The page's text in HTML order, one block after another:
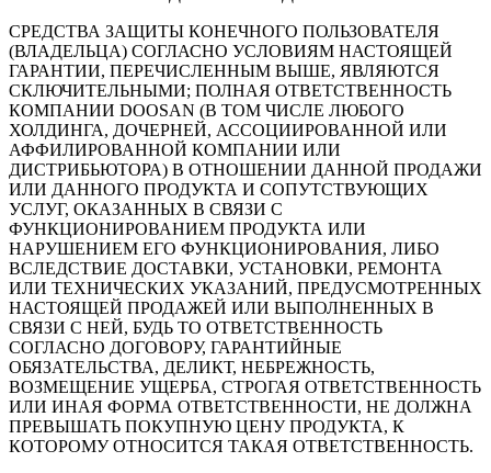
СРЕДСТВА ЗАЩИТЫ КОНЕЧНОГО ПОЛЬЗОВАТЕЛЯ
(ВЛАДЕЛЬЦА) СОГЛАСНО УСЛОВИЯМ НАСТОЯЩЕЙ
ГАРАНТИИ, ПЕРЕЧИСЛЕННЫМ ВЫШЕ, ЯВЛЯЮТСЯ
СКЛЮЧИТЕЛЬНЫМИ; ПОЛНАЯ ОТВЕТСТВЕННОСТЬ
КОМПАНИИ DOOSAN (В ТОМ ЧИСЛЕ ЛЮБОГО
ХОЛДИНГА, ДОЧЕРНЕЙ, АССОЦИИРОВАННОЙ ИЛИ
АФФИЛИРОВАННОЙ КОМПАНИИ ИЛИ
ДИСТРИБЬЮТОРА) В ОТНОШЕНИИ ДАННОЙ ПРОДАЖИ
ИЛИ ДАННОГО ПРОДУКТА И СОПУТСТВУЮЩИХ
УСЛУГ, ОКАЗАННЫХ В СВЯЗИ С
ФУНКЦИОНИРОВАНИЕМ ПРОДУКТА ИЛИ
НАРУШЕНИЕМ ЕГО ФУНКЦИОНИРОВАНИЯ, ЛИБО
ВСЛЕДСТВИЕ ДОСТАВКИ, УСТАНОВКИ, РЕМОНТА
ИЛИ ТЕХНИЧЕСКИХ УКАЗАНИЙ, ПРЕДУСМОТРЕННЫХ
НАСТОЯЩЕЙ ПРОДАЖЕЙ ИЛИ ВЫПОЛНЕННЫХ В
СВЯЗИ С НЕЙ, БУДЬ ТО ОТВЕТСТВЕННОСТЬ
СОГЛАСНО ДОГОВОРУ, ГАРАНТИЙНЫЕ
ОБЯЗАТЕЛЬСТВА, ДЕЛИКТ, НЕБРЕЖНОСТЬ,
ВОЗМЕЩЕНИЕ УЩЕРБА, СТРОГАЯ ОТВЕТСТВЕННОСТЬ
ИЛИ ИНАЯ ФОРМА ОТВЕТСТВЕННОСТИ, НЕ ДОЛЖНА
ПРЕВЫШАТЬ ПОКУПНУЮ ЦЕНУ ПРОДУКТА, К
КОТОРОМУ ОТНОСИТСЯ ТАКАЯ ОТВЕТСТВЕННОСТЬ.